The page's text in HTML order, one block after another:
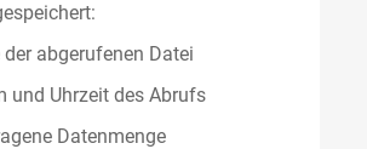
der abgerufenen Datei
und Uhrzeit des Abrufs
Datenmenge